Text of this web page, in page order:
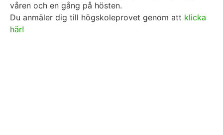
våren och en gång på hösten.
Du anmäler dig till högskoleprovet genom att klicka
här!